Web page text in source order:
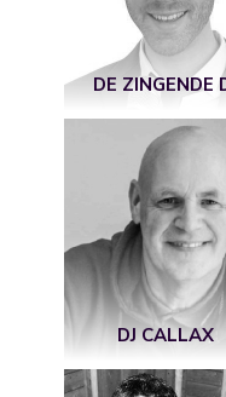
DE ZINGENDE
DJ CALLAX